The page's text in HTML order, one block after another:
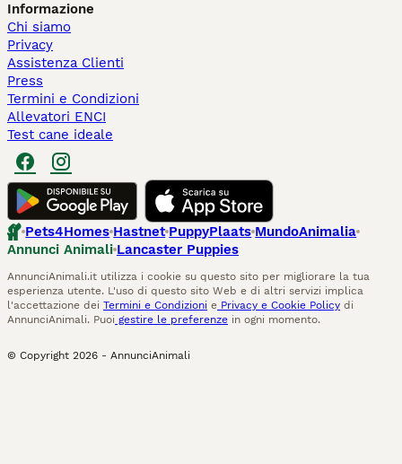
Informazione
Chi siamo
Privacy
Assistenza Clienti
Press
Termini e Condizioni
Allevatori ENCI
Test cane ideale
Pets4Homes Hastnet PuppyPlaats MundoAnimalia
Annunci Animali Lancaster Puppies
AnnunciAnimali.it utilizza i cookie su questo sito per migliorare la tua
esperienza utente. L'uso di questo sito Web e di altri servizi implica
l'accettazione dei Termini e Condizioni e Privacy e Cookie Policy di
AnnunciAnimali. Puoi gestire le preferenze in ogni momento.
© Copyright 2026 - AnnunciAnimali